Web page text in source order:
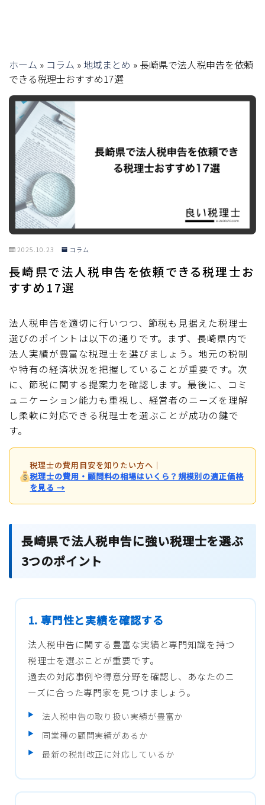
ホーム » コラム » 地域まとめ » 長崎県で法人税申告を依頼
できる税理士おすすめ17選
2025.10.23 コラム
長崎県で法人税申告を依頼できる税理士お
すすめ17選
法人税申告を適切に行いつつ、節税も見据えた税理士
選びのポイントは以下の通りです。まず、長崎県内で
法人実績が豊富な税理士を選びましょう。地元の税制
や特有の経済状況を把握していることが重要です。次
に、節税に関する提案力を確認します。最後に、コミ
ュニケーション能力も重視し、経営者のニーズを理解
し柔軟に対応できる税理士を選ぶことが成功の鍵で
す。
税理士の費用目安を知りたい方へ ｜
税理士の費用・顧問料の相場はいくら？規模別の適正価格
を見る →
長崎県で法人税申告に強い税理士を選ぶ
3つのポイント
1. 専門性と実績を確認する
法人税申告に関する豊富な実績と専門知識を持つ
税理士を選ぶことが重要です。
過去の対応事例や得意分野を確認し、あなたのニ
ーズに合った専門家を見つけましょう。
法人税申告の取り扱い実績が豊富か
同業種の顧問実績があるか
最新の税制改正に対応しているか